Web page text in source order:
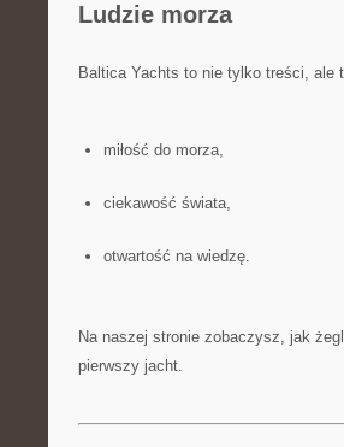
Ludzie morza
Baltica Yachts to nie tylko treści, ale
miłość do morza,
ciekawość świata,
otwartość na wiedzę.
Na naszej stronie zobaczysz, jak
pierwszy jacht.